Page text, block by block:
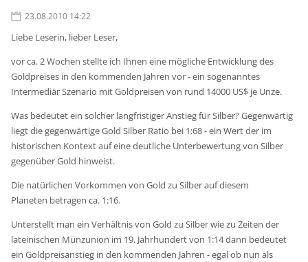
23.08.2010 14:22
Liebe Leserin, lieber Leser,
vor ca. 2 Wochen stellte ich Ihnen eine mögliche Entwicklung des
Goldpreises in den kommenden Jahren vor - ein sogenanntes
Intermediär Szenario mit Goldpreisen von rund 14000 US$ je Unze.
Was bedeutet ein solcher langfristiger Anstieg für Silber? Gegenwärtig
liegt die gegenwärtige Gold Silber Ratio bei 1:68 - ein Wert der im
historischen Kontext auf eine deutliche Unterbewertung von Silber
gegenüber Gold hinweist.
Die natürlichen Vorkommen von Gold zu Silber auf diesem
Planeten betragen ca. 1:16.
Unterstellt man ein Verhältnis von Gold zu Silber wie zu Zeiten der
lateinischen Münzunion im 19. Jahrhundert von 1:14 dann bedeutet
ein Goldpreisanstieg in den kommenden Jahren - egal ob nun als